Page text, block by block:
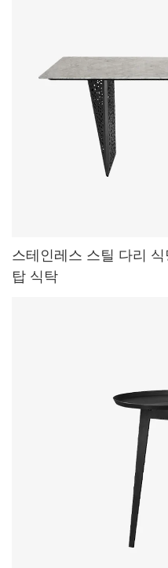
스테인레스 스틸 다리
탑 식탁